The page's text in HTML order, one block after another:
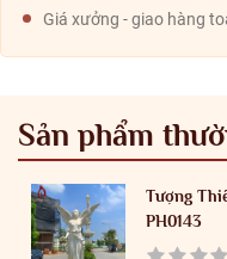
Giá xưởng - giao hàng
Sản phẩm
Tượng
PH0143